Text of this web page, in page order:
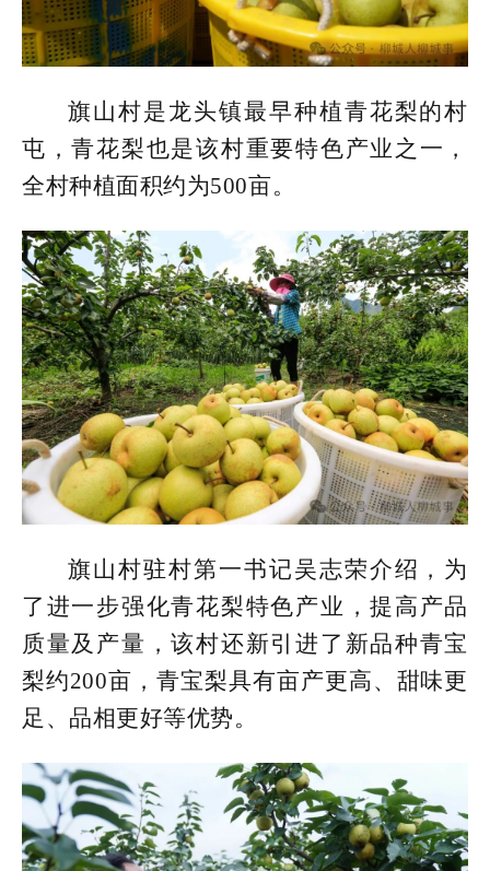
旗山村是龙头镇最早种植青花梨的村
屯，青花梨也是该村重要特色产业之一，
全村种植面积约为500亩。
旗山村驻村第一书记吴志荣介绍，为
了进一步强化青花梨特色产业，提高产品
质量及产量，该村还新引进了新品种青宝
梨约200亩，青宝梨具有亩产更高、甜味更
足、品相更好等优势。